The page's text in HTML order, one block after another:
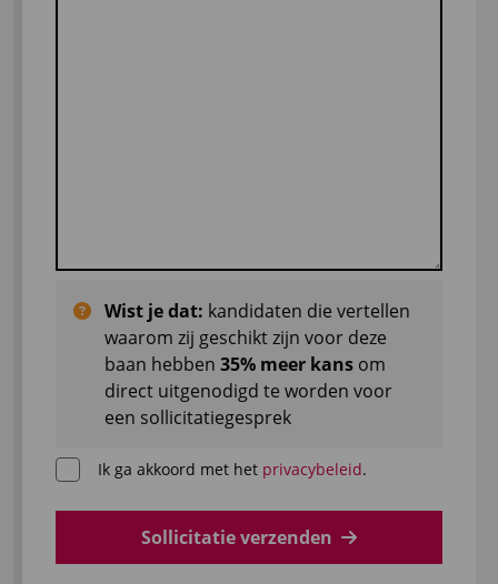
Wist je dat: kandidaten die vertellen
waarom zij geschikt zijn voor deze
baan hebben 35% meer kans om
direct uitgenodigd te worden voor
een sollicitatiegesprek
Ik ga akkoord met het privacybeleid.
Sollicitatie verzenden